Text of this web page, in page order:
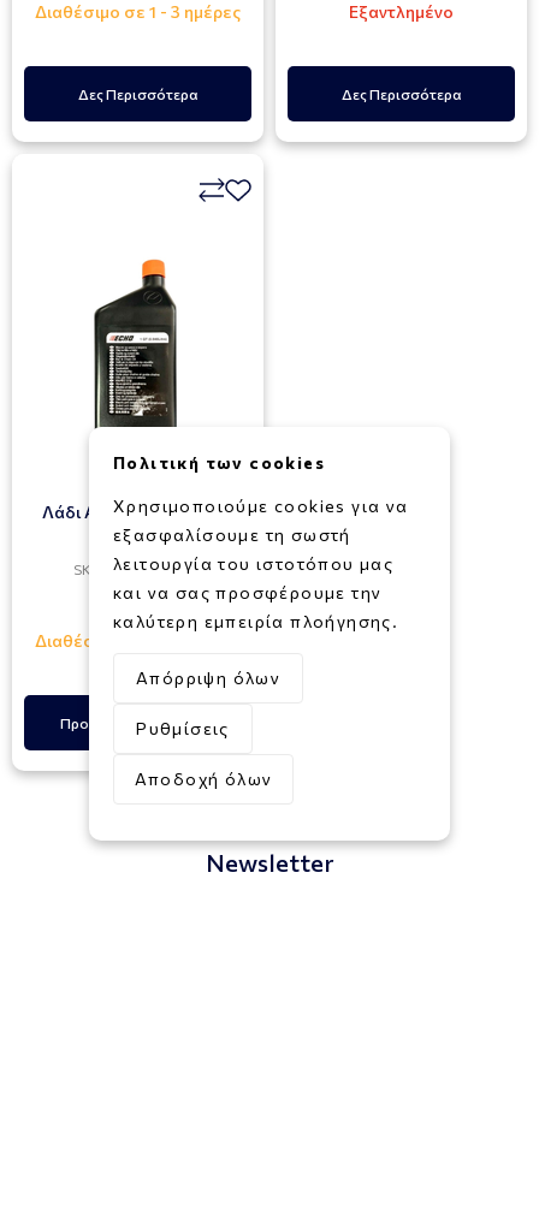
Διαθέσιμο σε 1 - 3 ημέρες
Δες Περισσότερα
Εξαντλημένο
Δες Περισσότερα
Λάδι Αλυσίδας ECHO 1L
SKU: 071016450112
6,20€
Διαθέσιμο σε 1 - 3 ημέρες
Προσθήκη στο Καλάθι
Newsletter
Πολιτική των cookies
Χρησιμοποιούμε cookies για να
εξασφαλίσουμε τη σωστή
λειτουργία του ιστοτόπου μας
και να σας προσφέρουμε την
καλύτερη εμπειρία πλοήγησης.
Απόρριψη όλων
Ρυθμίσεις
Αποδοχή όλων